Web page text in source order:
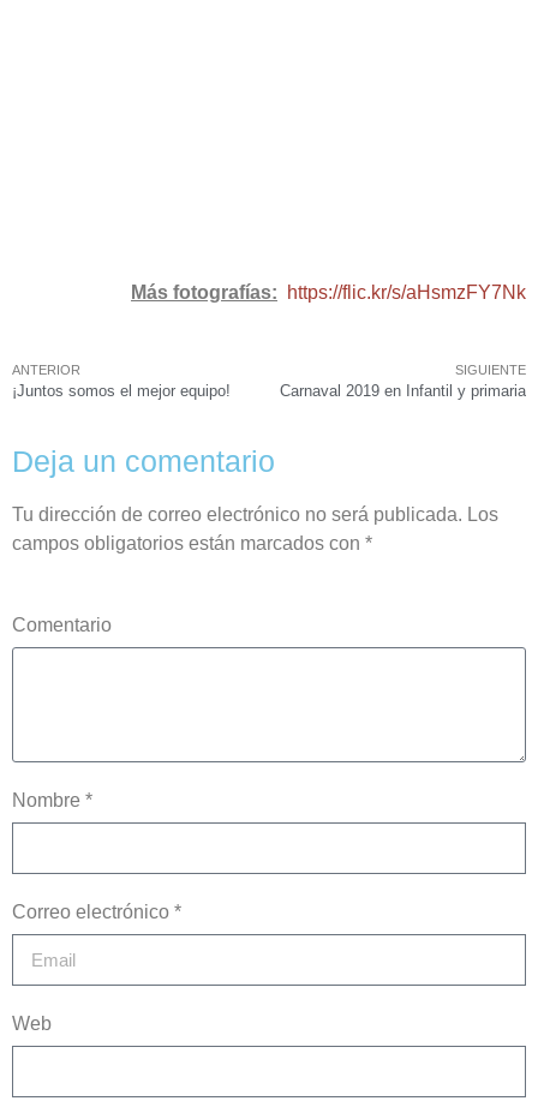
Más fotografías: https://flic.kr/s/aHsmzFY7Nk
ANTERIOR
¡Juntos somos el mejor equipo!
SIGUIENTE
Carnaval 2019 en Infantil y primaria
Deja un comentario
Tu dirección de correo electrónico no será publicada. Los
campos obligatorios están marcados con *
Comentario
Nombre *
Correo electrónico *
Web